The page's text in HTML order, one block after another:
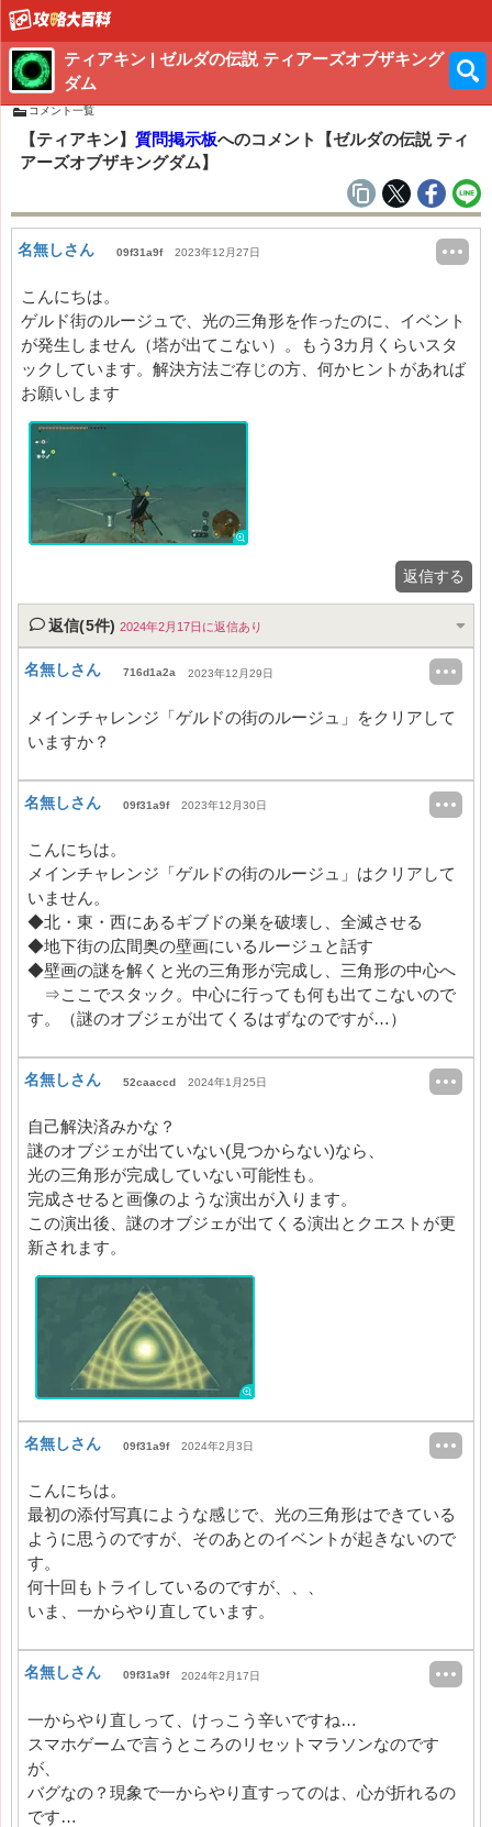
ティアキン | ゼルダの伝説 ティアーズオブザキング
ダム
コメント一覧
【ティアキン】 質問掲示板へのコメント【ゼルダの伝説 ティ
アーズオブザキングダム】
名無しさん 09f31a9f 2023年12月27日
こんにちは。
ゲルド街のルージュで、光の三角形を作ったのに、イベント
が発生しません（塔が出てこない）。もう3カ月くらいスタ
ックしています。解決方法ご存じの方、何かヒントがあれば
お願いします
返信する
返信(5件) 2024年2月17日に返信あり
名無しさん 716d1a2a 2023年12月29日
メインチャレンジ「ゲルドの街のルージュ」をクリアして
いますか？
名無しさん 09f31a9f 2023年12月30日
こんにちは。
メインチャレンジ「ゲルドの街のルージュ」はクリアして
いません。
◆北・東・西にあるギブドの巣を破壊し、全滅させる
◆地下街の広間奥の壁画にいるルージュと話す
◆壁画の謎を解くと光の三角形が完成し、三角形の中心へ
⇒ここでスタック。中心に行っても何も出てこないので
す。（謎のオブジェが出てくるはずなのですが…）
名無しさん 52caaccd 2024年1月25日
自己解決済みかな？
謎のオブジェが出ていない(見つからない)なら、
光の三角形が完成していない可能性も。
完成させると画像のような演出が入ります。
この演出後、謎のオブジェが出てくる演出とクエストが更
新されます。
名無しさん 09f31a9f 2024年2月3日
こんにちは。
最初の添付写真にような感じで、光の三角形はできている
ように思うのですが、そのあとのイベントが起きないので
す。
何十回もトライしているのですが、、、
いま、一からやり直しています。
名無しさん 09f31a9f 2024年2月17日
一からやり直しって、けっこう辛いですね…
スマホゲームで言うところのリセットマラソンなのです
が、
バグなの？現象で一からやり直すってのは、心が折れるの
です…